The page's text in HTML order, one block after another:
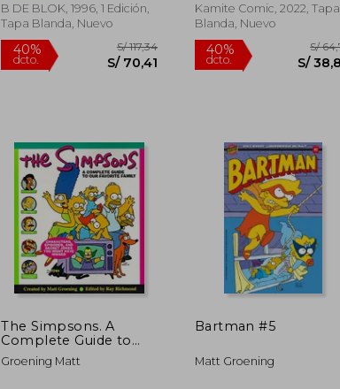
B DE BLOK, 1996, 1 Edición,
Tapa Blanda, Nuevo
40%
dcto.
Kamite Comic, 2022, Tapa
Blanda, Nuevo
40%
dcto.
The Simpsons. A
Complete Guide to
Our Favorite Family
(en Inglés)
Groening Matt
Bartman #5
Matt Groening